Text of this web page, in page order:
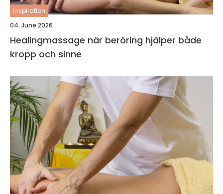
inspiration
04. June 2026
Healingmassage när beröring hjälper både
kropp och sinne